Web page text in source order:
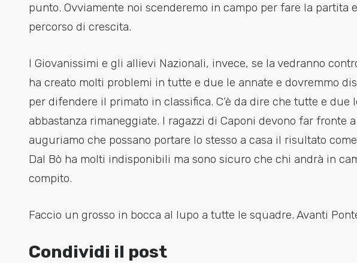
punto. Ovviamente noi scenderemo in campo per fare la partita
percorso di crescita.
I Giovanissimi e gli allievi Nazionali, invece, se la vedranno
ha creato molti problemi in tutte e due le annate e dovremmo
per difendere il primato in classifica. C’è da dire che tutte e due
abbastanza rimaneggiate. I ragazzi di Caponi devono far fronte
auguriamo che possano portare lo stesso a casa il risultato
Dal Bò ha molti indisponibili ma sono sicuro che chi andrà in
compito.
Faccio un grosso in bocca al lupo a tutte le squadre. Avanti
Condividi il post